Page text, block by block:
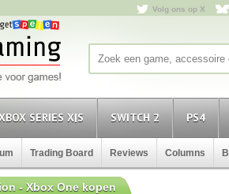
Volg ons op X
SERIES X|S SWITCH 2 PS4
Trading Board Reviews Columns
- Xbox One kopen